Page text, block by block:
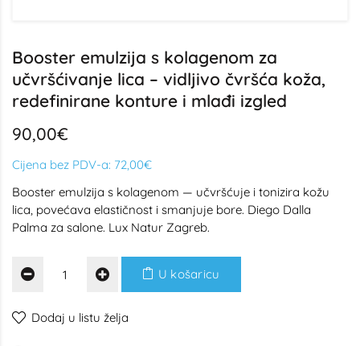
Booster emulzija s kolagenom za
učvršćivanje lica – vidljivo čvršća koža,
redefinirane konture i mlađi izgled
90,00€
Cijena bez PDV-a: 72,00€
Booster emulzija s kolagenom — učvršćuje i tonizira kožu
lica, povećava elastičnost i smanjuje bore. Diego Dalla
Palma za salone. Lux Natur Zagreb.
U košaricu
Dodaj u listu želja